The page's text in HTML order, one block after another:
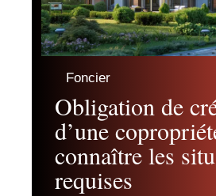
Foncier
Obligation de
d’une
connaître les
requises